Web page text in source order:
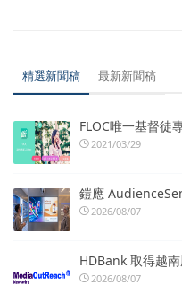
精選新聞稿 最新新聞稿
FLOC唯一基督徒
2021/03/29
鎧應
2026/08/07
HDBank 取得越
2026/08/07